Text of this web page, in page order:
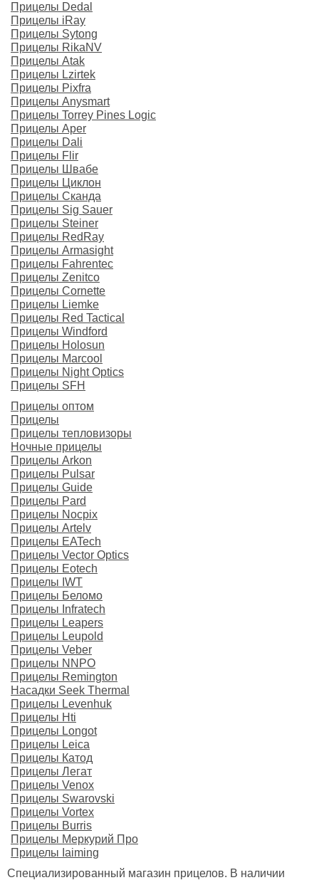
Прицелы Dedal
Прицелы iRay
Прицелы Sytong
Прицелы RikaNV
Прицелы Atak
Прицелы Lzirtek
Прицелы Pixfra
Прицелы Anysmart
Прицелы Torrey Pines Logic
Прицелы Aper
Прицелы Dali
Прицелы Flir
Прицелы Швабе
Прицелы Циклон
Прицелы Сканда
Прицелы Sig Sauer
Прицелы Steiner
Прицелы RedRay
Прицелы Armasight
Прицелы Fahrentec
Прицелы Zenitco
Прицелы Cornette
Прицелы Liemke
Прицелы Red Tactical
Прицелы Windford
Прицелы Holosun
Прицелы Marcool
Прицелы Night Optics
Прицелы SFH
Прицелы оптом
Прицелы
Прицелы тепловизоры
Ночные прицелы
Прицелы Arkon
Прицелы Pulsar
Прицелы Guide
Прицелы Pard
Прицелы Nocpix
Прицелы Artelv
Прицелы EATech
Прицелы Vector Optics
Прицелы Eotech
Прицелы IWT
Прицелы Беломо
Прицелы Infratech
Прицелы Leapers
Прицелы Leupold
Прицелы Veber
Прицелы NNPO
Прицелы Remington
Насадки Seek Thermal
Прицелы Levenhuk
Прицелы Hti
Прицелы Longot
Прицелы Leica
Прицелы Катод
Прицелы Легат
Прицелы Venox
Прицелы Swarovski
Прицелы Vortex
Прицелы Burris
Прицелы Меркурий Про
Прицелы Iaiming
Специализированный магазин прицелов. В наличии